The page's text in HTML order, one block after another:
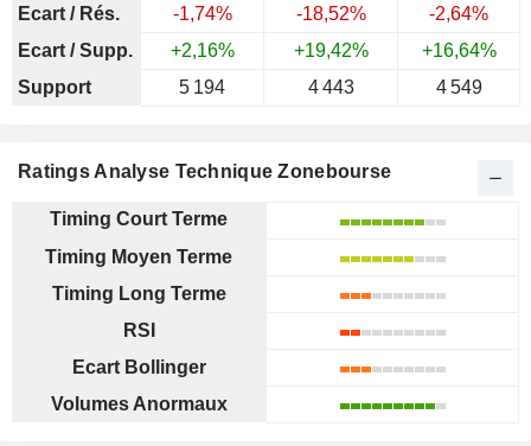
Ecart / Rés.
-1,74% -18,52%
-2,64%
Ecart / Supp.
+2,16% +19,42%
+16,64%
Support
5 194 4 443 4 549
Ratings Analyse Technique Zonebourse
Timing Court Terme
Timing Moyen Terme
Timing Long Terme
RSI
Ecart Bollinger
Volumes Anormaux